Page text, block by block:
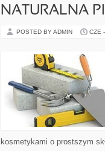
NATURALNA
POSTED BY ADMIN CZE
kosmetykami o prostszym